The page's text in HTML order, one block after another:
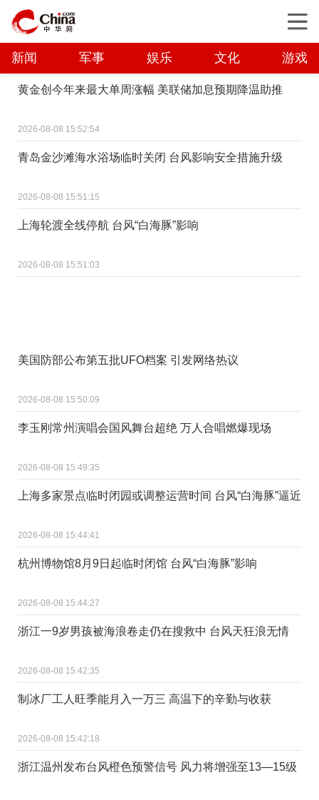
新闻 军事 娱乐 文化 游戏
黄金创今年来最大单周涨幅 美联储加息预期降温助推
2026-08-08 15:52:54
青岛金沙滩海水浴场临时关闭 台风影响安全措施升级
2026-08-08 15:51:15
上海轮渡全线停航 台风“白海豚”影响
2026-08-08 15:51:03
美国防部公布第五批UFO档案 引发网络热议
2026-08-08 15:50:09
李玉刚常州演唱会国风舞台超绝 万人合唱燃爆现场
2026-08-08 15:49:35
上海多家景点临时闭园或调整运营时间 台风“白海豚”逼近
2026-08-08 15:44:41
杭州博物馆8月9日起临时闭馆 台风“白海豚”影响
2026-08-08 15:44:27
浙江一9岁男孩被海浪卷走仍在搜救中 台风天狂浪无情
2026-08-08 15:42:35
制冰厂工人旺季能月入一万三 高温下的辛勤与收获
2026-08-08 15:42:18
浙江温州发布台风橙色预警信号 风力将增强至13—15级